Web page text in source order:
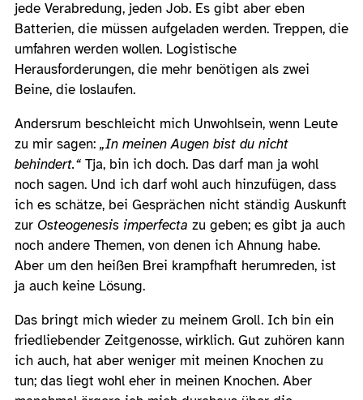
jede Verabredung, jeden Job. Es gibt aber eben
Batterien, die müssen aufgeladen werden. Treppen, die
umfahren werden wollen. Logistische
Herausforderungen, die mehr benötigen als zwei
Beine, die loslaufen.
Andersrum beschleicht mich Unwohlsein, wenn Leute
zu mir sagen: „In meinen Augen bist du nicht
behindert.“ Tja, bin ich doch. Das darf man ja wohl
noch sagen. Und ich darf wohl auch hinzufügen, dass
ich es schätze, bei Gesprächen nicht ständig Auskunft
zur Osteogenesis imperfecta zu geben; es gibt ja auch
noch andere Themen, von denen ich Ahnung habe.
Aber um den heißen Brei krampfhaft herumreden, ist
ja auch keine Lösung.
Das bringt mich wieder zu meinem Groll. Ich bin ein
friedliebender Zeitgenosse, wirklich. Gut zuhören kann
ich auch, hat aber weniger mit meinen Knochen zu
tun; das liegt wohl eher in meinen Knochen. Aber